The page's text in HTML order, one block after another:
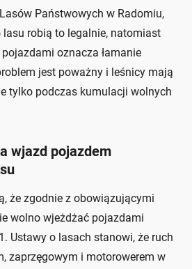
Państwowych w Radomiu,
robią to legalnie, natomiast
oznacza łamanie
jest poważny i leśnicy mają
tylko podczas kumulacji wolnych
wjazd pojazdem
że zgodnie z obowiązującymi
wolno wjeżdżać pojazdami
Ustawy o lasach stanowi, że ruch
zaprzęgowym i motorowerem w